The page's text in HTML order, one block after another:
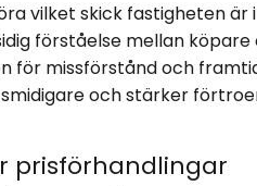
vilket skick fastigheten är
förståelse mellan köpare
för missförstånd och
och stärker
prisförhandlingar